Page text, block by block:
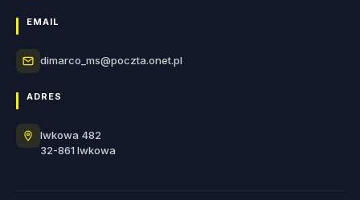
EMAIL
dimarco_ms@poczta.onet.pl
ADRES
Iwkowa 482
32-861 Iwkowa